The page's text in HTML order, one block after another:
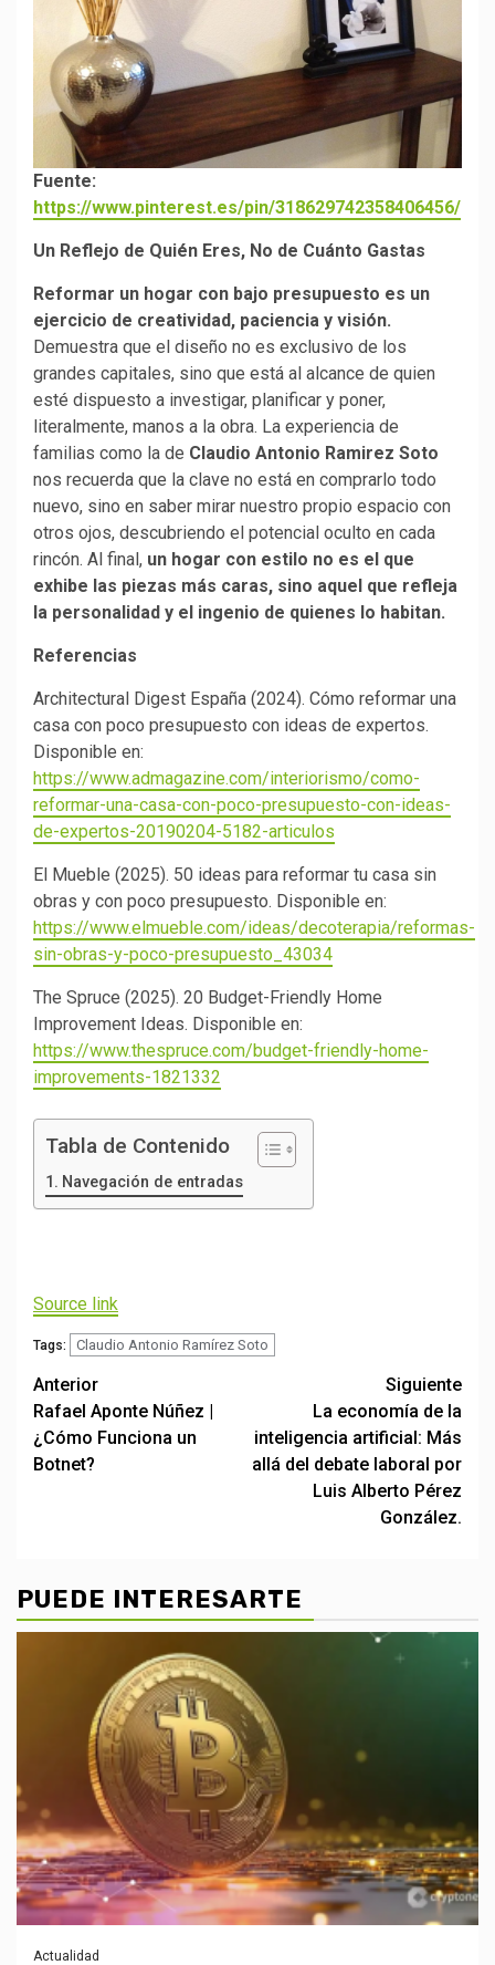
Fuente:
https://www.pinterest.es/pin/318629742358406456/
Un Reflejo de Quién Eres, No de Cuánto Gastas
Reformar un hogar con bajo presupuesto es un
ejercicio de creatividad, paciencia y visión.
Demuestra que el diseño no es exclusivo de los
grandes capitales, sino que está al alcance de quien
esté dispuesto a investigar, planificar y poner,
literalmente, manos a la obra. La experiencia de
familias como la de Claudio Antonio Ramirez Soto
nos recuerda que la clave no está en comprarlo todo
nuevo, sino en saber mirar nuestro propio espacio con
otros ojos, descubriendo el potencial oculto en cada
rincón. Al final, un hogar con estilo no es el que
exhibe las piezas más caras, sino aquel que refleja
la personalidad y el ingenio de quienes lo habitan.
Referencias
Architectural Digest España (2024). Cómo reformar una
casa con poco presupuesto con ideas de expertos.
Disponible en:
https://www.admagazine.com/interiorismo/como-
reformar-una-casa-con-poco-presupuesto-con-ideas-
de-expertos-20190204-5182-articulos
El Mueble (2025). 50 ideas para reformar tu casa sin
obras y con poco presupuesto. Disponible en:
https://www.elmueble.com/ideas/decoterapia/reformas-
sin-obras-y-poco-presupuesto_43034
The Spruce (2025). 20 Budget-Friendly Home
Improvement Ideas. Disponible en:
https://www.thespruce.com/budget-friendly-home-
improvements-1821332
Tabla de Contenido
Navegación de entradas
entradas
Source link
Tags: Claudio Antonio Ramírez Soto
Post
navigation
Anterior
Rafael Aponte Núñez |
¿Cómo Funciona un
Botnet?
Siguiente
La economía de la
inteligencia artificial: Más
allá del debate laboral por
Luis Alberto Pérez
González.
PUEDE INTERESARTE
Actualidad